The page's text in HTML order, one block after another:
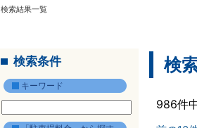
検索結果一覧
検索条件
キーワード
検
986件